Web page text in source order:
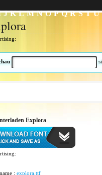
J K L M N O P Q R S T U
Explora
: explora.ttf